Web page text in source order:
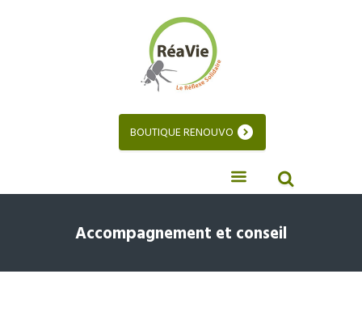
BOUTIQUE RENOUVO
Accompagnement et conseil